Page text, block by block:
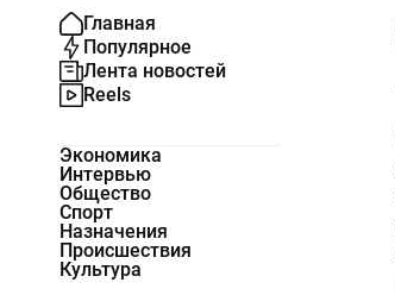
Главная
Популярное
Лента новостей
Reels
Экономика
Интервью
Общество
Спорт
Назначения
Происшествия
Культура